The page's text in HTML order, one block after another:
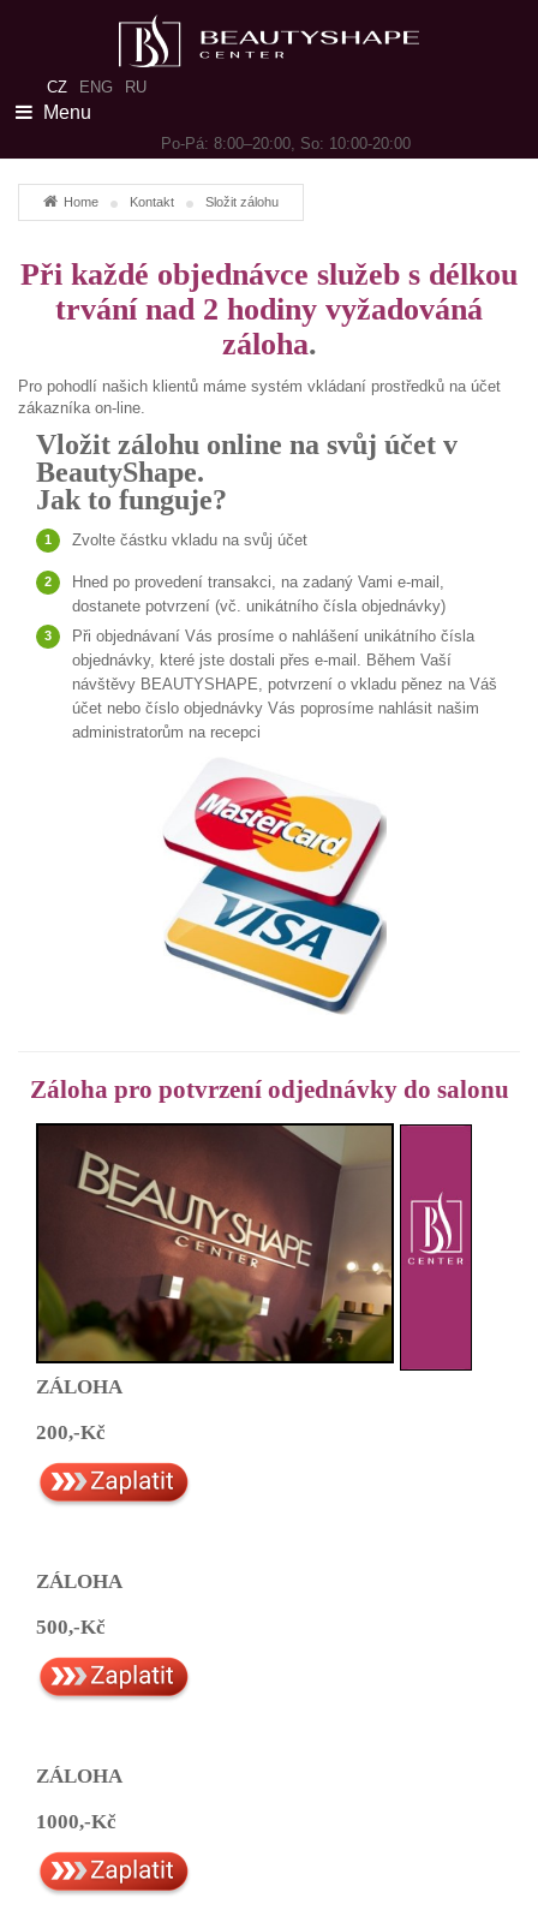
Menu
CZ ENG RU
Po-Pá: 8:00–20:00, So: 10:00-20:00
Home Kontakt Složit zálohu
Při každé objednávce služeb s délkou
trvání nad 2 hodiny vyžadováná
záloha.
Pro pohodlí našich klientů máme systém vkládaní prostředků na účet
zákazníka on-line.
Vložit zálohu online na svůj účet v
BeautyShape.
Jak to funguje?
Zvolte částku vkladu na svůj účet
Hned po provedení transakci, na zadaný Vami e-mail,
dostanete potvrzení (vč. unikátního čísla objednávky)
Při objednávaní Vás prosíme o nahlášení unikátního čísla
objednávky, které jste dostali přes e-mail. Během Vaší
návštěvy BEAUTYSHAPE, potvrzení o vkladu pěnez na Váš
účet nebo číslo objednávky Vás poprosíme nahlásit našim
administratorům na recepci
Záloha pro potvrzení odjednávky do salonu
ZÁLOHA
200,-Kč
ZÁLOHA
500,-Kč
ZÁLOHA
1000,-Kč